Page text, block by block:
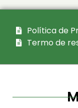
Política de
Termo de